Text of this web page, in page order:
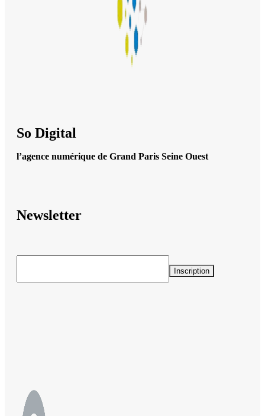
So Digital
l’agence numérique de Grand Paris Seine Ouest
Newsletter